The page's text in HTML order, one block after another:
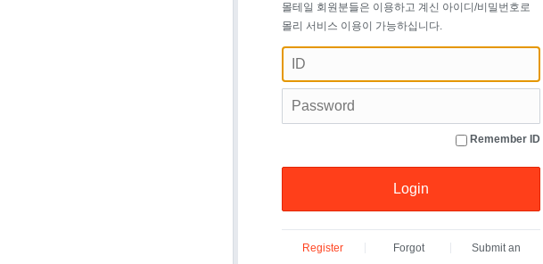
몰테일 회원분들은 이용하고 계신 아이디/비밀번호로
몰리 서비스 이용이 가능하십니다.
Remember ID
Login
Register
Forgot
Submit an